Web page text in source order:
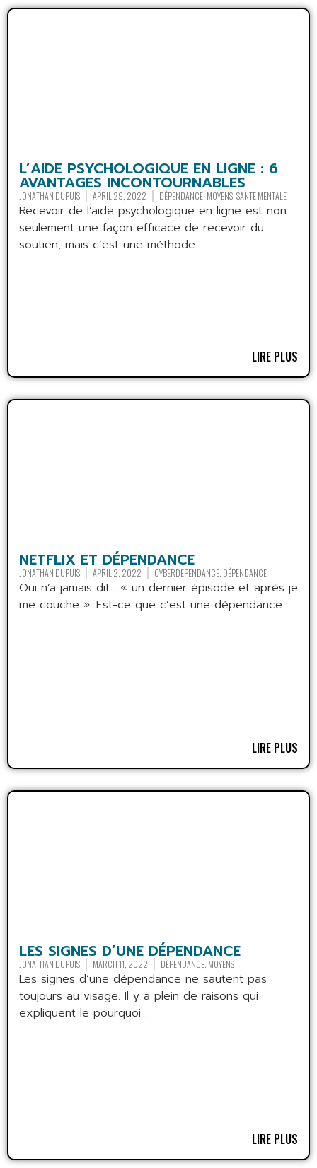
L’AIDE PSYCHOLOGIQUE EN LIGNE : 6
AVANTAGES INCONTOURNABLES
JONATHAN DUPUIS APRIL 29, 2022 DÉPENDANCE MOYENS SANTÉ MENTALE
Recevoir de l’aide psychologique en ligne est non
seulement une façon efficace de recevoir du
soutien, mais c’est une méthode...
LIRE PLUS
NETFLIX ET DÉPENDANCE
JONATHAN DUPUIS APRIL 2, 2022 CYBERDÉPENDANCE DÉPENDANCE
Qui n’a jamais dit : « un dernier épisode et après je
me couche ». Est-ce que c’est une dépendance...
LIRE PLUS
LES SIGNES D’UNE DÉPENDANCE
JONATHAN DUPUIS MARCH 11, 2022 DÉPENDANCE MOYENS
Les signes d’une dépendance ne sautent pas
toujours au visage. Il y a plein de raisons qui
expliquent le pourquoi...
LIRE PLUS